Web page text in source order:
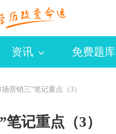
资讯 免费题库
营销三”笔记重点（3）
记重点（3）